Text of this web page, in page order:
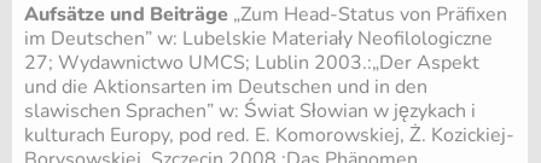
Aufsätze und Beiträge „Zum Head-Status von Präfixen
im Deutschen” w: Lubelskie Materiały Neofilologiczne
27; Wydawnictwo UMCS; Lublin 2003.:„Der Aspekt
und die Aktionsarten im Deutschen und in den
slawischen Sprachen” w: Świat Słowian w językach i
kulturach Europy, pod red. E. Komorowskiej, Ż. Kozickiej-